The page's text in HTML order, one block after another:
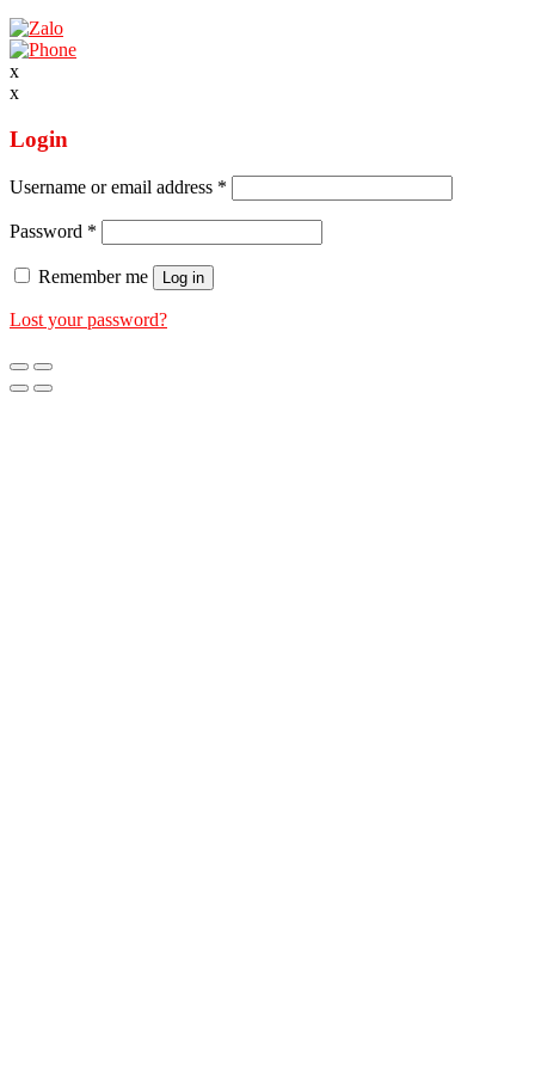
x
x
Login
Username or email address *
Password *
Remember me Log in
Lost your password?